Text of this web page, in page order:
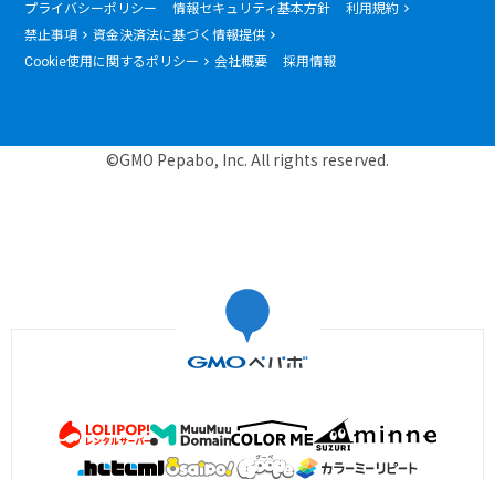
プライバシーポリシー 情報セキュリティ基本方針
利用規約
禁止事項
資金決済法に基づく情報提供
Cookie使用に関するポリシー
会社概要 採用情報
©GMO Pepabo, Inc. All rights reserved.